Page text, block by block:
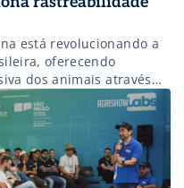
está revolucionando a
oferecendo
dos animais através
segurança sanitária e